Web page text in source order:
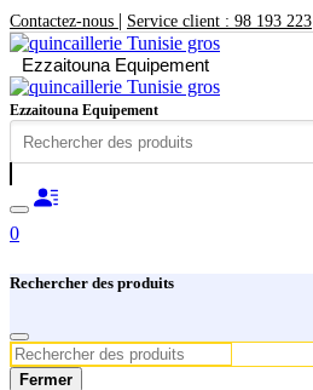
Contactez-nous | Service client : 98 193 223
Ezzaitouna Equipement
Ezzaitouna Equipement
0
Rechercher des produits
Fermer